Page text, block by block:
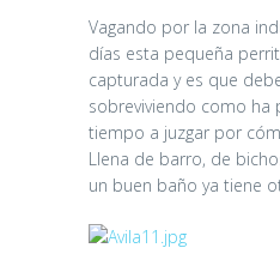
Vagando por la zona
días esta pequeña
capturada y es que
sobreviviendo como ha
tiempo a juzgar por
Llena de barro, de
un buen baño ya tiene